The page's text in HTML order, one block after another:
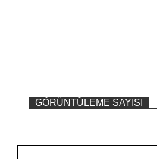
GÖRÜNTÜLEME SAYISI